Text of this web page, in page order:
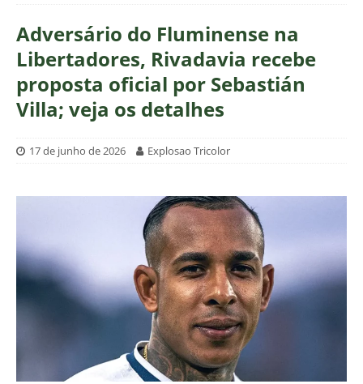
Adversário do Fluminense na
Libertadores, Rivadavia recebe
proposta oficial por Sebastián
Villa; veja os detalhes
17 de junho de 2026 Explosao Tricolor